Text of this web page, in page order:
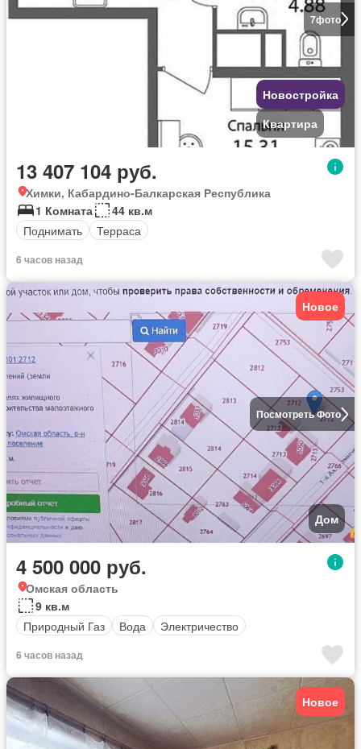
7фото
Новостройка
Квартира
13 407 104 руб.
Химки, Кабардино-Балкарская Республика
1 Комната
44 кв.м
Поднимать
Терраса
6 часов назад
Посмотреть Фото
Новое
Дом
4 500 000 руб.
Омская область
9 кв.м
Природный Газ
Вода Электричество
6 часов назад
Новое